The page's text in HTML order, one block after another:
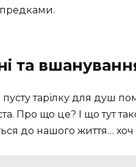
предками.
та
тарілку для душ
Про що це? І що тут
до нашого життя…